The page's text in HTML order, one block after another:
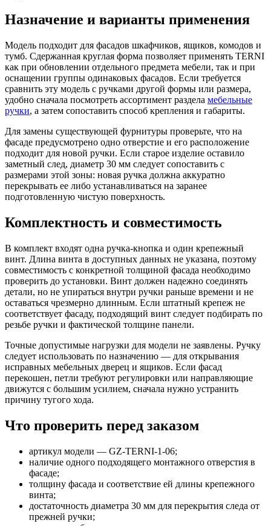
Назначение и варианты применения
Модель подходит для фасадов шкафчиков, ящиков, комодов и
тумб. Сдержанная круглая форма позволяет применять TERNI
как при обновлении отдельного предмета мебели, так и при
оснащении группы одинаковых фасадов. Если требуется
сравнить эту модель с ручками другой формы или размера,
удобно сначала посмотреть ассортимент раздела мебельные
ручки, а затем сопоставить способ крепления и габариты.
Для замены существующей фурнитуры проверьте, что на
фасаде предусмотрено одно отверстие и его расположение
подходит для новой ручки. Если старое изделие оставило
заметный след, диаметр 30 мм следует сопоставить с
размерами этой зоны: новая ручка должна аккуратно
перекрывать ее либо устанавливаться на заранее
подготовленную чистую поверхность.
Комплектность и совместимость
В комплект входят одна ручка-кнопка и один крепежный
винт. Длина винта в доступных данных не указана, поэтому
совместимость с конкретной толщиной фасада необходимо
проверить до установки. Винт должен надежно соединять
детали, но не упираться внутри ручки раньше времени и не
оставаться чрезмерно длинным. Если штатный крепеж не
соответствует фасаду, подходящий винт следует подбирать по
резьбе ручки и фактической толщине панели.
Точные допустимые нагрузки для модели не заявлены. Ручку
следует использовать по назначению — для открывания
исправных мебельных дверец и ящиков. Если фасад
перекошен, петли требуют регулировки или направляющие
движутся с большим усилием, сначала нужно устранить
причину тугого хода.
Что проверить перед заказом
артикул модели — GZ-TERNI-1-06;
наличие одного подходящего монтажного отверстия в
фасаде;
толщину фасада и соответствие ей длины крепежного
винта;
достаточность диаметра 30 мм для перекрытия следа от
прежней ручки;